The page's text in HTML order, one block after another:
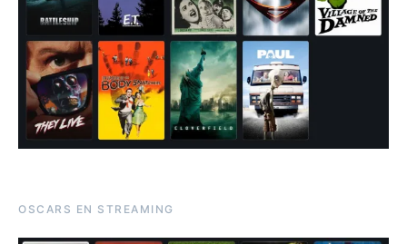
OSCARS EN STREAMING